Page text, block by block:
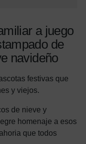
a juego
de
navideño
festivas que
y viejos.
de nieve y
homenaje a esos
que todos